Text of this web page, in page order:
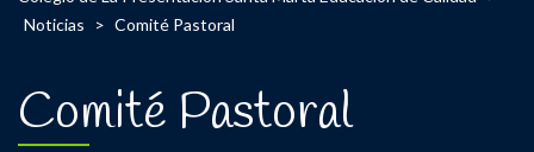
Noticias
> Comité Pastoral
Comité Pastoral